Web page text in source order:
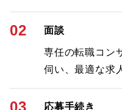
02 面談
専任の転職コン
伺い、最適な求
03 応募手続き